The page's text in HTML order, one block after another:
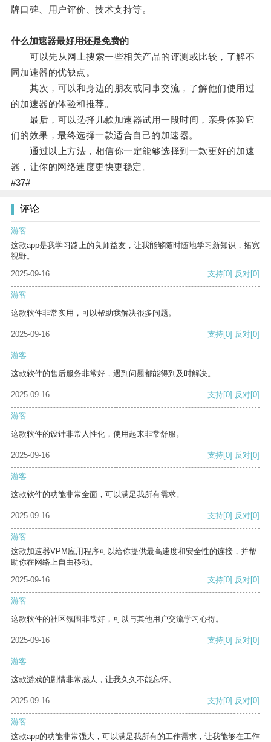
牌口碑、用户评价、技术支持等。
什么加速器最好用还是免费的
可以先从网上搜索一些相关产品的评测或比较，了解不
同加速器的优缺点。
其次，可以和身边的朋友或同事交流，了解他们使用过
的加速器的体验和推荐。
最后，可以选择几款加速器试用一段时间，亲身体验它
们的效果，最终选择一款适合自己的加速器。
通过以上方法，相信你一定能够选择到一款更好的加速
器，让你的网络速度更快更稳定。
#37#
评论
游客
这款app是我学习路上的良师益友，让我能够随时随地学习新知识，拓宽
视野。
2025-09-16
支持[0] 反对[0]
游客
这款软件非常实用，可以帮助我解决很多问题。
2025-09-16 支持[0] 反对[0]
游客
这款软件的售后服务非常好，遇到问题都能得到及时解决。
2025-09-16 支持[0] 反对[0]
游客
这款软件的设计非常人性化，使用起来非常舒服。
2025-09-16 支持[0] 反对[0]
游客
这款软件的功能非常全面，可以满足我所有需求。
2025-09-16 支持[0] 反对[0]
游客
这款加速器VPM应用程序可以给你提供最高速度和安全性的连接，并帮
助你在网络上自由移动。
2025-09-16
支持[0] 反对[0]
游客
这款软件的社区氛围非常好，可以与其他用户交流学习心得。
2025-09-16 支持[0] 反对[0]
游客
这款游戏的剧情非常感人，让我久久不能忘怀。
2025-09-16 支持[0] 反对[0]
游客
这款app的功能非常强大，可以满足我所有的工作需求，让我能够在工作